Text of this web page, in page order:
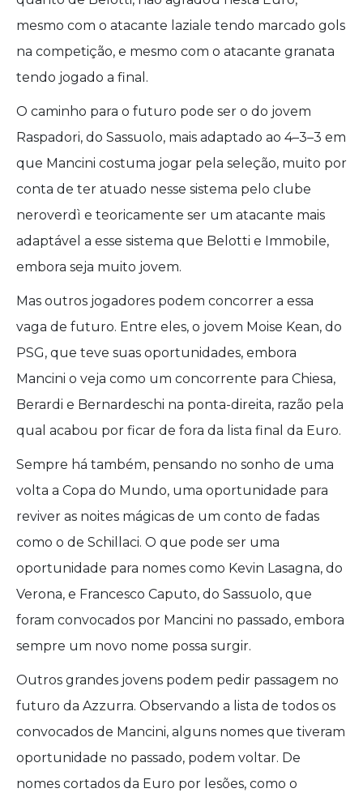
mesmo com o atacante laziale tendo marcado gols
na competição, e mesmo com o atacante granata
tendo jogado a final.
O caminho para o futuro pode ser o do jovem
Raspadori, do Sassuolo, mais adaptado ao 4–3–3 em
que Mancini costuma jogar pela seleção, muito por
conta de ter atuado nesse sistema pelo clube
neroverdì e teoricamente ser um atacante mais
adaptável a esse sistema que Belotti e Immobile,
embora seja muito jovem.
Mas outros jogadores podem concorrer a essa
vaga de futuro. Entre eles, o jovem Moise Kean, do
PSG, que teve suas oportunidades, embora
Mancini o veja como um concorrente para Chiesa,
Berardi e Bernardeschi na ponta-direita, razão pela
qual acabou por ficar de fora da lista final da Euro.
Sempre há também, pensando no sonho de uma
volta a Copa do Mundo, uma oportunidade para
reviver as noites mágicas de um conto de fadas
como o de Schillaci. O que pode ser uma
oportunidade para nomes como Kevin Lasagna, do
Verona, e Francesco Caputo, do Sassuolo, que
foram convocados por Mancini no passado, embora
sempre um novo nome possa surgir.
Outros grandes jovens podem pedir passagem no
futuro da Azzurra. Observando a lista de todos os
convocados de Mancini, alguns nomes que tiveram
oportunidade no passado, podem voltar. De
nomes cortados da Euro por lesões, como o